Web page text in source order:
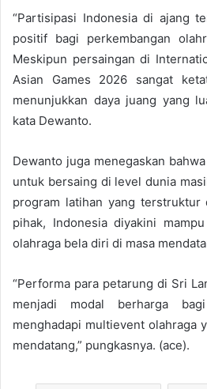
“Partisipasi Indonesia di ajang
positif bagi perkembangan
Meskipun persaingan di
Asian Games 2026 sangat
menunjukkan daya juang yang
kata Dewanto.
Dewanto juga menegaskan
untuk bersaing di level dunia
program latihan yang terstruktur
pihak, Indonesia diyakini
olahraga bela diri di masa
“Performa para petarung di Sri
menjadi modal berharga
menghadapi multievent olahraga
mendatang,” pungkasnya. (ace).